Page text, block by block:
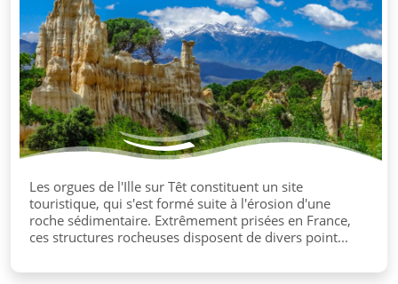
Les orgues de l'Ille sur Têt constituent un site
touristique, qui s'est formé suite à l'érosion d'une
roche sédimentaire. Extrêmement prisées en France,
ces structures rocheuses disposent de divers point...